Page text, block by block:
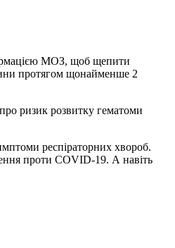
МОЗ, щоб щепити
протягом щонайменше 2
ризик розвитку гематоми
респіраторних хвороб.
проти COVID-19. А навіть